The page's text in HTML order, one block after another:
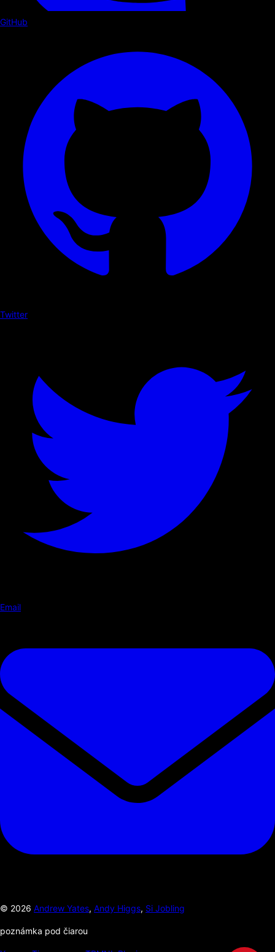
GitHub
Twitter
Email
© 2026 Andrew Yates, Andy Higgs, Si Jobling
poznámka pod čiarou